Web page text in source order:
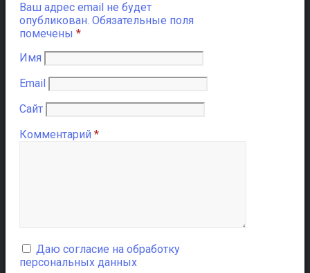
Ваш адрес email не будет
опубликован. Обязательные поля
помечены *
Имя
Email
Сайт
Комментарий *
Даю согласие на обработку
персональных данных